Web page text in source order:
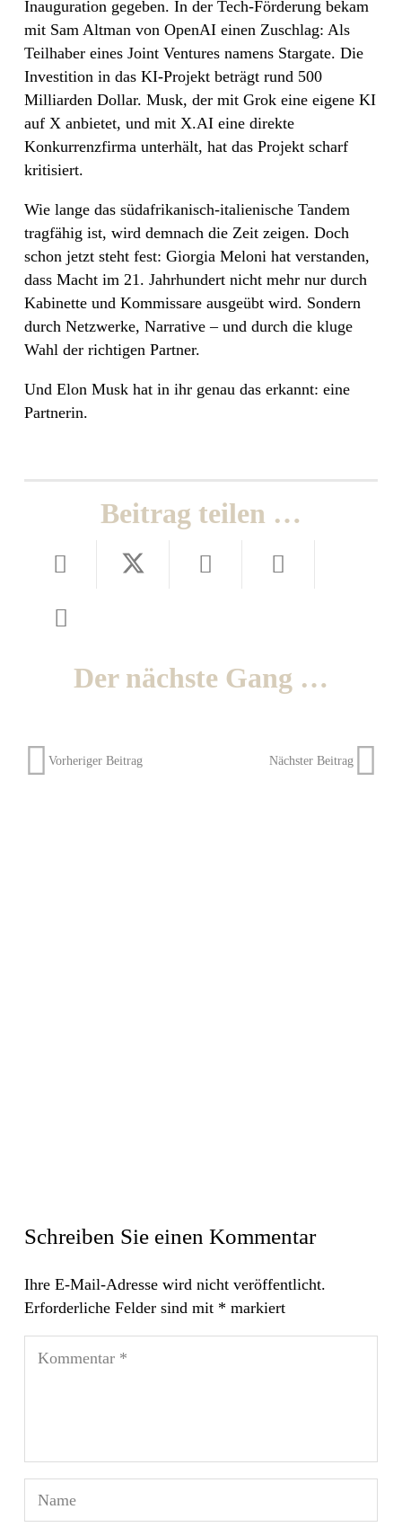
Inauguration gegeben. In der Tech-Förderung bekam
mit Sam Altman von OpenAI einen Zuschlag: Als
Teilhaber eines Joint Ventures namens Stargate. Die
Investition in das KI-Projekt beträgt rund 500
Milliarden Dollar. Musk, der mit Grok eine eigene KI
auf X anbietet, und mit X.AI eine direkte
Konkurrenzfirma unterhält, hat das Projekt scharf
kritisiert.
Wie lange das südafrikanisch-italienische Tandem
tragfähig ist, wird demnach die Zeit zeigen. Doch
schon jetzt steht fest: Giorgia Meloni hat verstanden,
dass Macht im 21. Jahrhundert nicht mehr nur durch
Kabinette und Kommissare ausgeübt wird. Sondern
durch Netzwerke, Narrative – und durch die kluge
Wahl der richtigen Partner.
Und Elon Musk hat in ihr genau das erkannt: eine
Partnerin.
Beitrag teilen …
Der nächste Gang …
Vorheriger Beitrag Nächster Beitrag
Schreiben Sie einen Kommentar
Ihre E-Mail-Adresse wird nicht veröffentlicht.
Erforderliche Felder sind mit * markiert